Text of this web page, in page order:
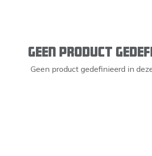
Geen product
Geen product gedefinieerd in